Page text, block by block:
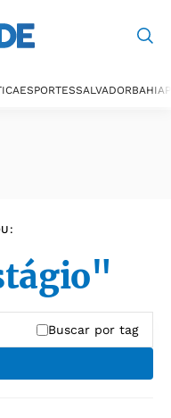
ESPORTESSALVADORBAHIA
Buscar por tag